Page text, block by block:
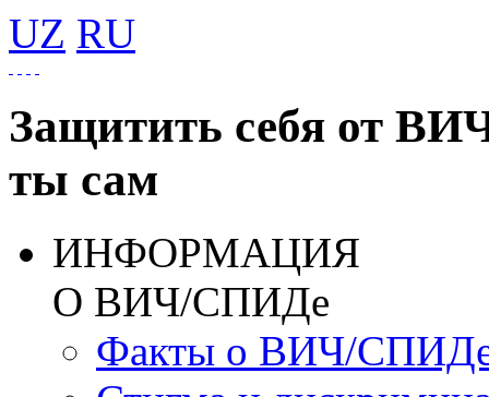
UZ RU
Защитить себя от
ты сам
ИНФОРМАЦИЯ
О ВИЧ/СПИДе
Факты о ВИЧ/